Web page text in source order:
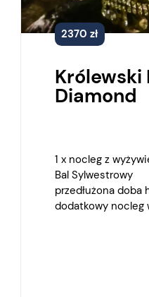
2370 zł
Królewski
Diamond
1 x nocleg z
Bal Sylwestrowy
przedłużona doba
dodatkowy